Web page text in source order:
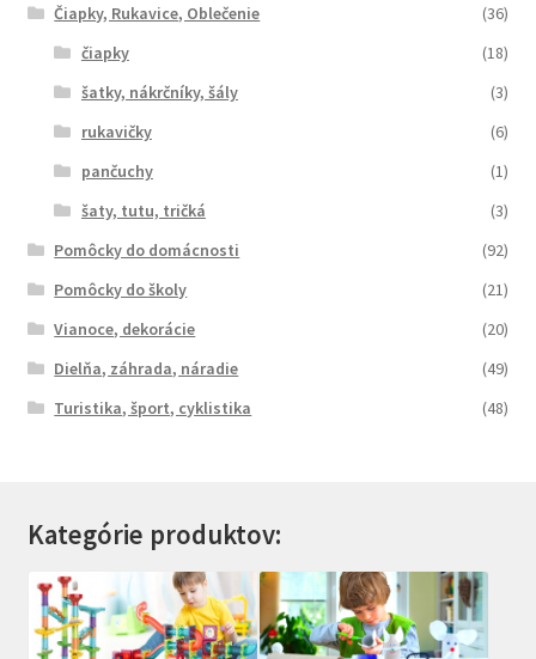
Čiapky, Rukavice, Oblečenie
(36)
čiapky
(18)
šatky, nákrčníky, šály
(3)
rukavičky
(6)
pančuchy
(1)
šaty, tutu, tričká
(3)
Pomôcky do domácnosti
(92)
Pomôcky do školy
(21)
Vianoce, dekorácie
(20)
Dielňa, záhrada, náradie
(49)
Turistika, šport, cyklistika
(48)
Kategórie produktov: